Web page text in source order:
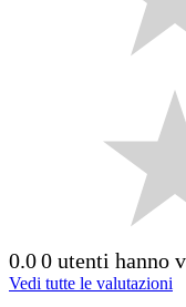
0.00 utenti hanno
Vedi tutte le valutazioni